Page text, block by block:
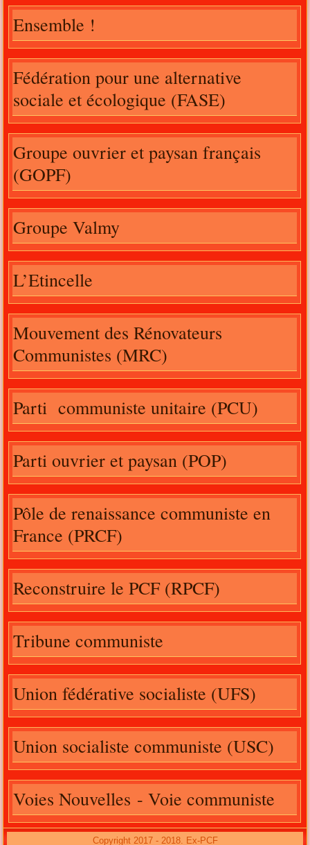
Ensemble !
Fédération pour une alternative
sociale et écologique (FASE)
Groupe ouvrier et paysan français
(GOPF)
Groupe Valmy
L’Etincelle
Mouvement des Rénovateurs
Communistes (MRC)
Parti communiste unitaire (PCU)
Parti ouvrier et paysan (POP)
Pôle de renaissance communiste en
France (PRCF)
Reconstruire le PCF (RPCF)
Tribune communiste
Union fédérative socialiste (UFS)
Union socialiste communiste (USC)
Voies Nouvelles - Voie communiste
Copyright 2017 - 2018. Ex-PCF